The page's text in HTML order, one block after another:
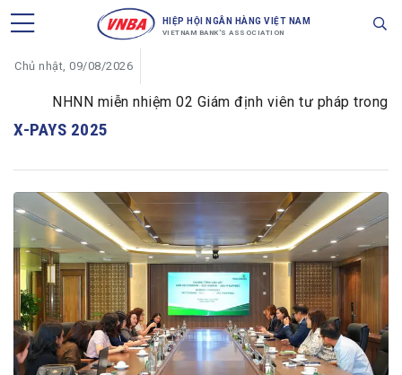
HIỆP HỘI NGÂN HÀNG VIỆT NAM
VIETNAM BANK'S ASSOCIATION
Chủ nhật, 09/08/2026
NHNN miễn nhiệm 02 Giám định viên tư pháp trong
X-PAYS 2025